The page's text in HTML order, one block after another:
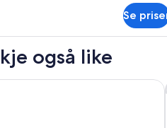
Se
også like
Autograph Collection